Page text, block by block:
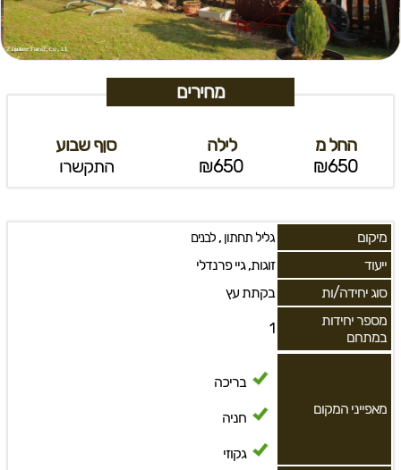
מחירים
החל מ
₪650
לילה
₪650
סןף שבוע
התקשרו
מיקום גליל תחתון, לבנים
ייעוד
זוגות, גיי פרנדלי
סוג יחידה/ות
בקתת עץ
מספר יחידות
במתחם
1
מאפייני המקום
בריכה
חניה
גקוזי